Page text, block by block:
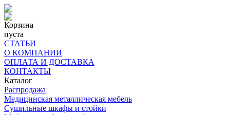
Корзина
пуста
СТАТЬИ
О КОМПАНИИ
ОПЛАТА И ДОСТАВКА
КОНТАКТЫ
Каталог
Распродажа
Медицинская металлическая мебель
Сушильные шкафы и стойки